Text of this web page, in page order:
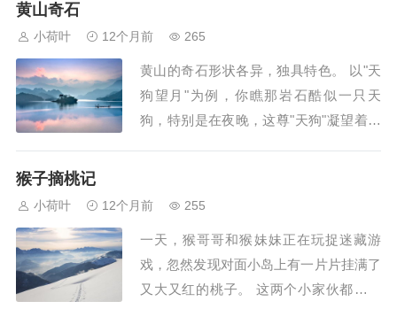
声笑语时，她就会露出一口整齐的白牙和
两个可爱的...
黄山奇石
小荷叶 12个月前 265
黄山的奇石形状各异，独具特色。 以"天
狗望月"为例，你瞧那岩石酷似一只天
狗，特别是在夜晚，这尊"天狗"凝望着明
猴子摘桃记
小荷叶 12个月前 255
一天，猴哥哥和猴妹妹正在玩捉迷藏游
戏，忽然发现对面小岛上有一片片挂满了
又大又红的桃子。 这两个小家伙都馋涎